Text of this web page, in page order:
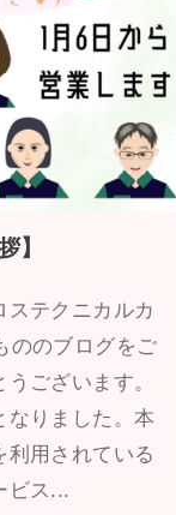
】
ステクニカルカ
ののブログをご
ございます。
なりました。本
利用されている
ビス...